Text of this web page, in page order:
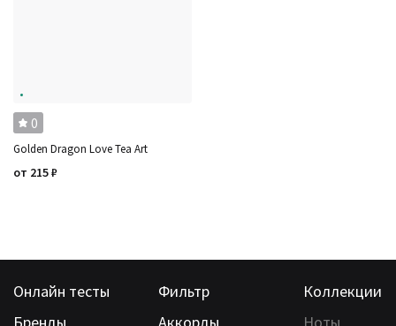
0
Golden Dragon Love Tea Art
от 215₽
Онлайн тесты Фильтр
Коллекции